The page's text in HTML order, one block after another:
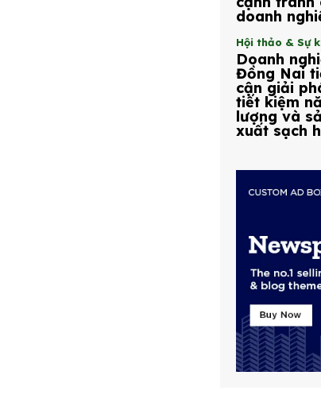
doanh
Hội thảo & Sự
Doanh
Đồng Nai
cận giải
tiết kiệm
lượng và
xuất sạch